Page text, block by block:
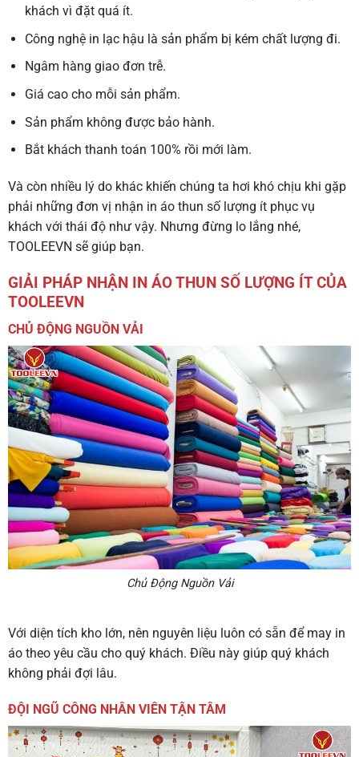
khách vì đặt quá ít.
Công nghệ in lạc hậu là sản phẩm bị kém chất lượng đi.
Ngâm hàng giao đơn trễ.
Giá cao cho mỗi sản phẩm.
Sản phẩm không được bảo hành.
Bắt khách thanh toán 100% rồi mới làm.
Và còn nhiều lý do khác khiến chúng ta hơi khó chịu khi gặp
phải những đơn vị nhận in áo thun số lượng ít phục vụ
khách với thái độ như vậy. Nhưng đừng lo lắng nhé,
TOOLEEVN sẽ giúp bạn.
GIẢI PHÁP NHẬN IN ÁO THUN SỐ LƯỢNG ÍT CỦA
TOOLEEVN
CHỦ ĐỘNG NGUỒN VẢI
Chủ Động Nguồn Vải
Với diện tích kho lớn, nên nguyên liệu luôn có sẵn để may in
áo theo yêu cầu cho quý khách. Điều này giúp quý khách
không phải đợi lâu.
ĐỘI NGŨ CÔNG NHÂN VIÊN TẬN TÂM